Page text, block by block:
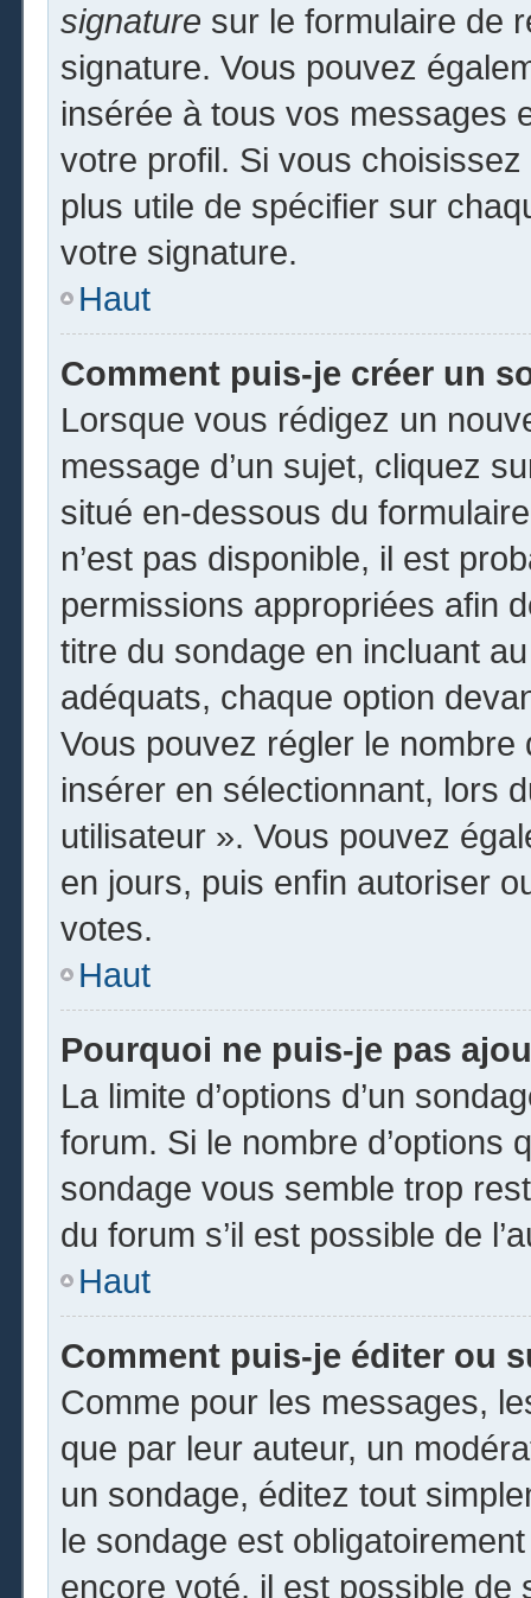
signature sur le formulaire de
signature. Vous pouvez
insérée à tous vos messages
votre profil. Si vous
plus utile de spécifier sur
votre signature.
Haut
Comment puis-je créer un
Lorsque vous rédigez un
message d’un sujet, cliquez
situé en-dessous du
n’est pas disponible, il est
permissions appropriées afin
titre du sondage en incluant
adéquats, chaque option
Vous pouvez régler le nombre
insérer en sélectionnant, lors
utilisateur ». Vous pouvez
en jours, puis enfin autoriser
votes.
Haut
Pourquoi ne puis-je pas
La limite d’options d’un
forum. Si le nombre d’options
sondage vous semble trop
du forum s’il est possible de
Haut
Comment puis-je éditer ou
Comme pour les messages,
que par leur auteur, un
un sondage, éditez tout
le sondage est
encore voté, il est possible de